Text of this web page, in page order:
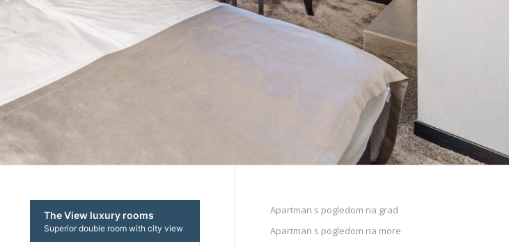
Apartman s pogledom na grad
Apartman s pogledom na more